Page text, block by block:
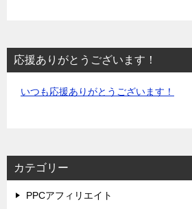
応援ありがとうございます！
いつも応援ありがとうございます！
カテゴリー
PPCアフィリエイト